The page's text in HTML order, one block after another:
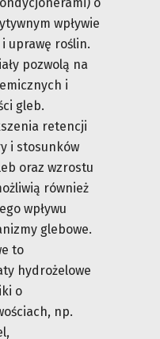
wpływie
uprawę roślin.
pozwolą na
i
gleb.
retencji
i stosunków
oraz wzrostu
również
wpływu
glebowe.
to
hydrożelowe
o
np.